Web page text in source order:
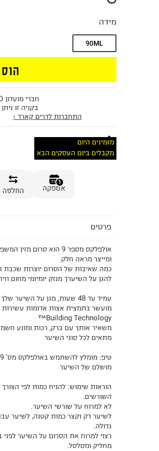
מידה
90ML
חברי מועדון DREAM CARD
בקניה זו ניתן
התחברות לדרים קארד ›
מזמינים היום
מקבלים ביום העסקים הבא
1
אספקה החלפה
פרטים
אולפלקס מספר 9 הוא
ומייצר מראה חלק.
כמה שאיבות של הסרום יוצרות שכבת
להגן על השיערך מנזק יומיומי מחום
עמיד עד 48 שעות, מגן על השיער שלך מפני חום של עד 232 מעלות צלזיוס
Building Technology™
משאיר אותך עם ברק, רכות ומונע
מתאים לכל סוגי השיער
מושלם של השיער
הוראות שימוש: להניח כמות לפי
השורשים.
לא למרוח על שורשי השיער.
לשיער דק וקצר כמות קטנה, לשיער
גדולה.
רצוי למרוח את הסרום על השיער לפני
מחליק ומסלסל.